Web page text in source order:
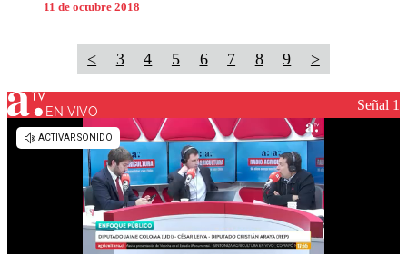
11 de octubre 2018
< 3 4 5 6 7 8 9 >
EN VIVO Señal 1